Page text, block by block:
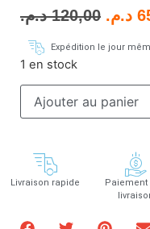
120,00 د.م. د.م.
Expédition le jour
1 en stock
Ajouter au panier
Livraison rapide
Paiement